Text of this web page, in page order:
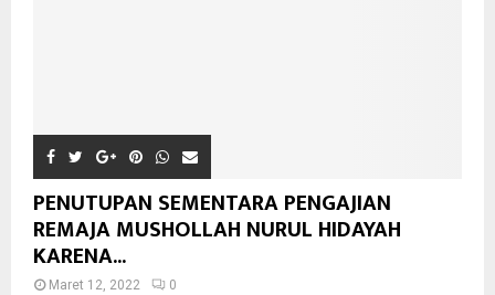
PENUTUPAN SEMENTARA PENGAJIAN
REMAJA MUSHOLLAH NURUL HIDAYAH
KARENA...
Maret 12, 2022 0